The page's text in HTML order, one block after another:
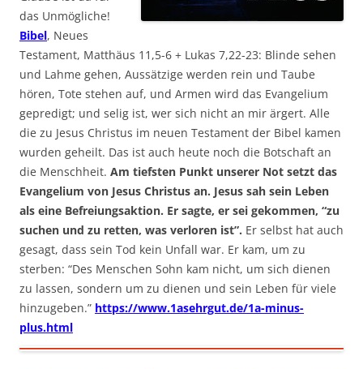
das Unmögliche!
Bibel, Neues
Testament, Matthäus 11,5-6 + Lukas 7,22-23: Blinde sehen
und Lahme gehen, Aussätzige werden rein und Taube
hören, Tote stehen auf, und Armen wird das Evangelium
gepredigt; und selig ist, wer sich nicht an mir ärgert. Alle
die zu Jesus Christus im neuen Testament der Bibel kamen
wurden geheilt. Das ist auch heute noch die Botschaft an
die Menschheit. Am tiefsten Punkt unserer Not setzt das
Evangelium von Jesus Christus an. Jesus sah sein Leben
als eine Befreiungsaktion. Er sagte, er sei gekommen, “zu
suchen und zu retten, was verloren ist”. Er selbst hat auch
gesagt, dass sein Tod kein Unfall war. Er kam, um zu
sterben: “Des Menschen Sohn kam nicht, um sich dienen
zu lassen, sondern um zu dienen und sein Leben für viele
hinzugeben.” https://www.1asehrgut.de/1a-minus-
plus.html